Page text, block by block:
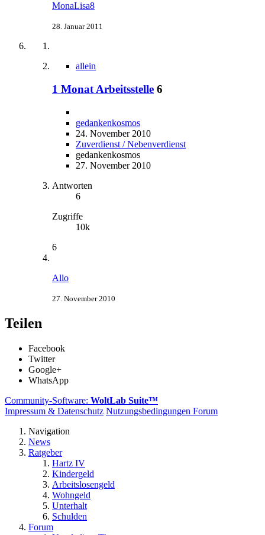
MonaLisa8
28. Januar 2011
allein
1 Monat Arbeitsstelle 6
gedankenkosmos
24. November 2010
Zuverdienst / Nebenverdienst
gedankenkosmos
27. November 2010
Antworten
6
Zugriffe
10k
6
Allo
27. November 2010
Teilen
Facebook
Twitter
Google+
WhatsApp
Community-Software: WoltLab Suite™
Impressum & Datenschutz Nutzungsbedingungen Forum
Navigation
News
Ratgeber
Hartz IV
Kindergeld
Arbeitslosengeld
Wohngeld
Unterhalt
Schulden
Forum